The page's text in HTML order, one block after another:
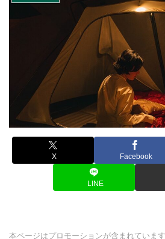
X Facebook
LINE
本ページはプロモーションが含まれています